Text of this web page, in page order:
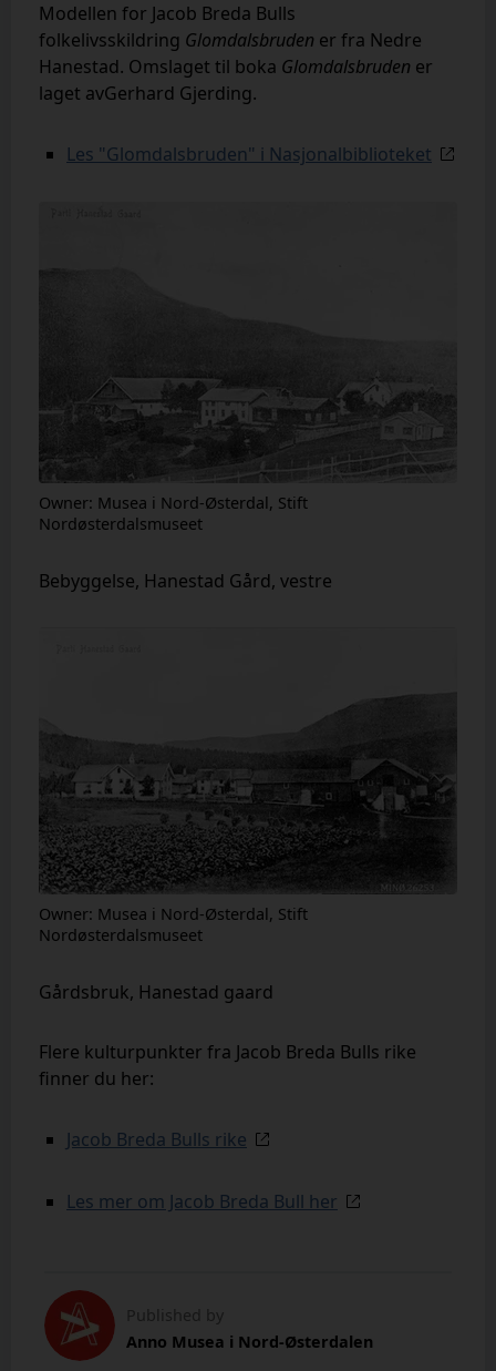
Modellen for Jacob Breda Bulls
folkelivsskildring Glomdalsbruden er fra Nedre
Hanestad. Omslaget til boka Glomdalsbruden er
laget avGerhard Gjerding.
Les "Glomdalsbruden" i Nasjonalbiblioteket
Owner: Musea i Nord-Østerdal, Stift
Nordøsterdalsmuseet
Bebyggelse, Hanestad Gård, vestre
Owner: Musea i Nord-Østerdal, Stift
Nordøsterdalsmuseet
Gårdsbruk, Hanestad gaard
Flere kulturpunkter fra Jacob Breda Bulls rike
finner du her:
Jacob Breda Bulls rike
Les mer om Jacob Breda Bull her
Published by
Anno Musea i Nord-Østerdalen